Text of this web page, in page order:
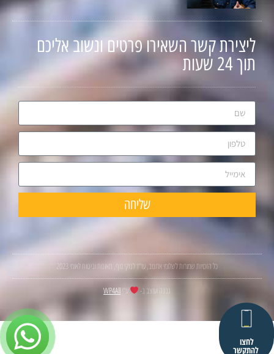
ליצירת קשר השאירו פרטים ונשוב אליכם
תוך 24 שעות
שליחה
כל הזכויות שמורות לשלומי ארונוב, עו"ד לנזקי גוף, תאונות וביטוח לאומי 2023
נבנה ועוצב ב- ע"יWP4All
לחצו
להתקשר